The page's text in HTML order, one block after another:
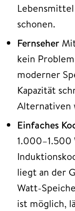
schonen.
Fernseher
kein
moderner
Kapazität
Alternativen
Einfaches
1.000–1.500
liegt an der
Watt-
ist möglich,